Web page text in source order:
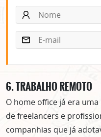
6.TRABALHO REMOTO
O home office já era
de freelancers e
companhias que já